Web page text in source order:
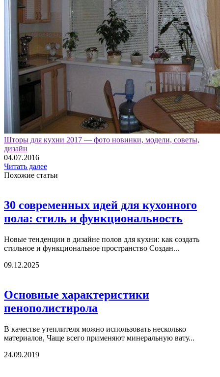
Шторы для кухни 2017 — фото новинки, модели, советы,
дизайн
04.07.2016
Читать далее
Похожие статьи
30 современных идей для кухонного
пола: стиль и функциональность
Новые тенденции в дизайне полов для кухни: как создать
стильное и функциональное пространство Создан...
09.12.2025
Основные характеристики
пенополистирола
В качестве утеплителя можно использовать несколько
материалов, Чаще всего применяют минеральную вату...
24.09.2019